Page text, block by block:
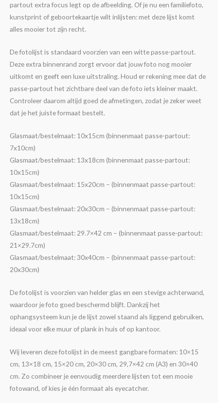
partout extra focus legt op de afbeelding. Of je nu een familiefoto,
kunstprint of geboortekaartje wilt inlijsten: met deze lijst komt
alles mooier tot zijn recht.
De fotolijst is standaard voorzien van een witte passe-partout.
Deze extra binnenrand zorgt ervoor dat jouw foto nog mooier
uitkomt en geeft een luxe uitstraling. Houd er rekening mee dat de
passe-partout het zichtbare deel van de foto iets kleiner maakt.
Controleer daarom altijd goed de afmetingen, zodat je zeker weet
dat je het juiste formaat bestelt.
Glasmaat/bestelmaat: 10x15cm (binnenmaat passe-partout:
7x10cm)
Glasmaat/bestelmaat: 13x18cm (binnenmaat passe-partout:
10x15cm)
Glasmaat/bestelmaat: 15x20cm – (binnenmaat passe-partout:
10x15cm)
Glasmaat/bestelmaat: 20x30cm – (binnenmaat passe-partout:
13x18cm)
Glasmaat/bestelmaat: 29.7×42 cm – (binnenmaat passe-partout:
21×29.7cm)
Glasmaat/bestelmaat: 30x40cm – (binnenmaat passe-partout:
20x30cm)
De fotolijst is voorzien van helder glas en een stevige achterwand,
waardoor je foto goed beschermd blijft. Dankzij het
ophangsysteem kun je de lijst zowel staand als liggend gebruiken,
ideaal voor elke muur of plank in huis of op kantoor.
Wij leveren deze fotolijst in de meest gangbare formaten: 10×15
cm, 13×18 cm, 15×20 cm, 20×30 cm, 29,7×42 cm (A3) en 30×40
cm. Zo combineer je eenvoudig meerdere lijsten tot een mooie
fotowand, of kies je één formaat als eyecatcher.